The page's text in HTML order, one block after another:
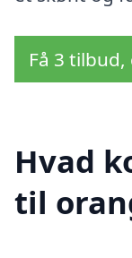
Få 3
Hvad
til